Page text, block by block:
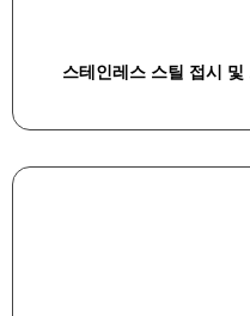
스테인레스 스틸 접시